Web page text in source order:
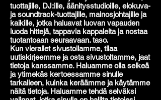
tuottajille, DJ:ille, äänitysstudioille, elokuva-
ja soundtrack-tuottajille, mainosjohtajille ja
kaikille, jotka haluavat luovan vapauden
luoda hittejä, tappavia kappaleita ja nostaa
tuotantoaan seuraavaan. taso.
Kun vierailet sivustollamme, tilaa
uutiskirjeemme ja osta sivustoltamme, jaat
tietoja kanssamme. Haluamme olla selkeä
ja ytimekäs kertoessamme sinulle
tarkalleen, kuinka keräämme ja käytämme
näitä tietoja. Haluamme tehdä selväksi